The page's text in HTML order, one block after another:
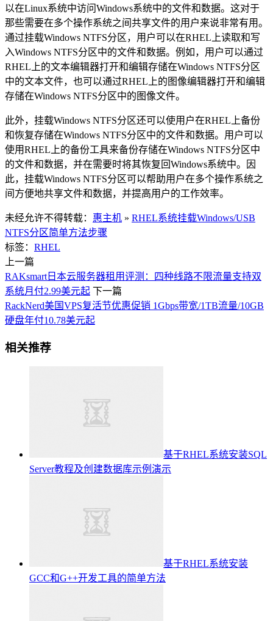
以在Linux系统中访问Windows系统中的文件和数据。这对于
那些需要在多个操作系统之间共享文件的用户来说非常有用。
通过挂载Windows NTFS分区，用户可以在RHEL上读取和写
入Windows NTFS分区中的文件和数据。例如，用户可以通过
RHEL上的文本编辑器打开和编辑存储在Windows NTFS分区
中的文本文件，也可以通过RHEL上的图像编辑器打开和编辑
存储在Windows NTFS分区中的图像文件。
此外，挂载Windows NTFS分区还可以使用户在RHEL上备份
和恢复存储在Windows NTFS分区中的文件和数据。用户可以
使用RHEL上的备份工具来备份存储在Windows NTFS分区中
的文件和数据，并在需要时将其恢复回Windows系统中。因
此，挂载Windows NTFS分区可以帮助用户在多个操作系统之
间方便地共享文件和数据，并提高用户的工作效率。
未经允许不得转载： 惠主机 » RHEL系统挂载Windows/USB
NTFS分区简单方法步骤
标签： RHEL
上一篇
RAKsmart日本云服务器租用评测：四种线路不限流量支持双
系统月付2.99美元起 下一篇
RackNerd美国VPS复活节优惠促销 1Gbps带宽/1TB流量/10GB
硬盘年付10.78美元起
相关推荐
基于RHEL系统安装SQL
Server教程及创建数据库示例演示
基于RHEL系统安装
GCC和G++开发工具的简单方法